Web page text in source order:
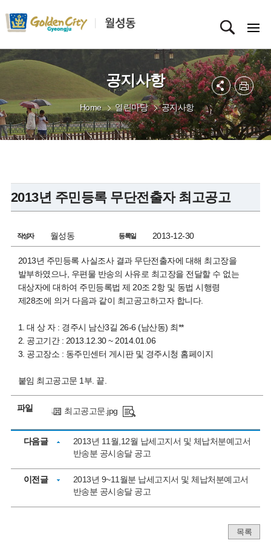
공지사항
Home 열린마당 공지사항
2013년 주민등록 무단전출자 최고공고
작성자 월성동 등록일 2013-12-30
2013년 주민등록 사실조사 결과 무단전출자에 대해 최고장을
발부하였으나, 우편물 반송의 사유로 최고장을 전달할 수 없는
대상자에 대하여 주민등록법 제 20조 2항 및 동법 시행령
제28조에 의거 다음과 같이 최고공고하고자 합니다.
1. 대 상 자 : 경주시 남산3길 26-6 (남산동) 최**
2. 공고기간 : 2013.12.30 ~ 2014.01.06
3. 공고장소 : 동주민센터 게시판 및 경주시청 홈페이지
붙임 최고공고문 1부. 끝.
파일 최고공고문.jpg
다음글
2013년 11월,12월 납세고지서 및 체납처분예고서
반송분 공시송달 공고
이전글
2013년 9~11월분 납세고지서 및 체납처분예고서
반송분 공시송달 공고
목록